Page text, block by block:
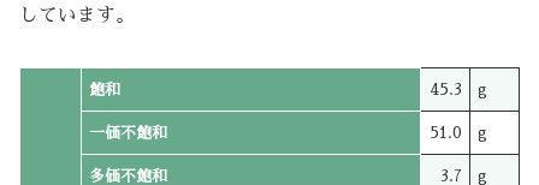
しています。
飽和 45.3 g
一価不飽和 51.0 g
多価不飽和 3.7 g